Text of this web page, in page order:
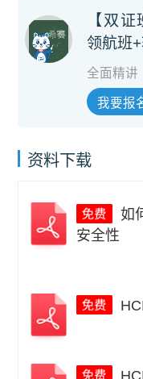
【双
领航班
全面精讲
我要报
资料下载
如何关闭win11系统基于虚拟化的
安全性